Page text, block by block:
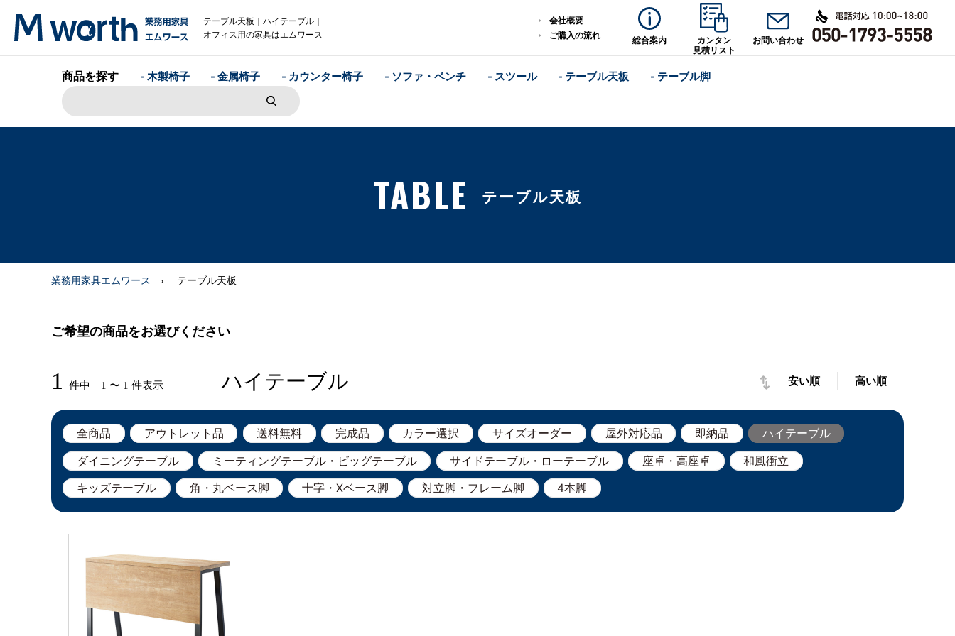
テーブル天板｜ハイテーブル｜
オフィス用の家具はエムワース
会社概要
ご購入の流れ
総合案内
カンタン
見積リスト
お問い合わせ
商品を探す - 木製椅子 - 金属椅子 - カウンター椅子 - ソファ・ベンチ - スツール - テーブル天板 - テーブル脚
TABLE テーブル天板
業務用家具エムワース テーブル天板
ご希望の商品をお選びください
1 件中 1 〜 1 件表示 ハイテーブル 安い順 高い順
全商品 アウトレット品 送料無料 完成品 カラー選択 サイズオーダー 屋外対応品 即納品 ハイテーブル
ダイニングテーブル ミーティングテーブル・ビッグテーブル サイドテーブル・ローテーブル 座卓・高座卓 和風衝立
キッズテーブル 角・丸ベース脚 十字・Xベース脚 対立脚・フレーム脚 4本脚